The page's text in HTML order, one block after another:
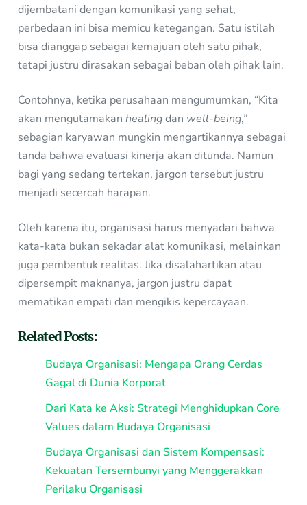
dijembatani dengan komunikasi yang sehat,
perbedaan ini bisa memicu ketegangan. Satu istilah
bisa dianggap sebagai kemajuan oleh satu pihak,
tetapi justru dirasakan sebagai beban oleh pihak lain.
Contohnya, ketika perusahaan mengumumkan, “Kita
akan mengutamakanhealingdan well-being,”
sebagian karyawan mungkin mengartikannya sebagai
tanda bahwa evaluasi kinerja akan ditunda. Namun
bagi yang sedang tertekan, jargon tersebut justru
menjadi secercah harapan.
Oleh karena itu, organisasi harus menyadari bahwa
kata-kata bukan sekadar alat komunikasi, melainkan
juga pembentuk realitas. Jika disalahartikan atau
dipersempit maknanya, jargon justru dapat
mematikan empati dan mengikis kepercayaan.
Related Posts:
Budaya Organisasi: Mengapa Orang Cerdas
Gagal di Dunia Korporat
Dari Kata ke Aksi: Strategi Menghidupkan Core
Values dalam Budaya Organisasi
Budaya Organisasi dan Sistem Kompensasi:
Kekuatan Tersembunyi yang Menggerakkan
Perilaku Organisasi